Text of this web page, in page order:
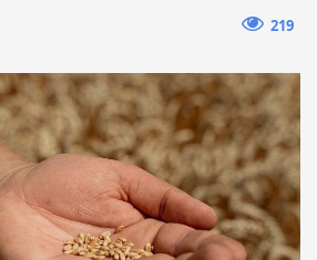
219